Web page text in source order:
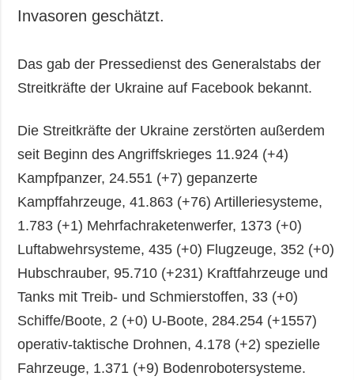
Fotos
Invasoren geschätzt.
Das gab der Pressedienst des Generalstabs der
Streitkräfte der Ukraine auf Facebook bekannt.
Die Streitkräfte der Ukraine zerstörten außerdem
seit Beginn des Angriffskrieges 11.924 (+4)
Kampfpanzer, 24.551 (+7) gepanzerte
Kampffahrzeuge, 41.863 (+76) Artilleriesysteme,
1.783 (+1) Mehrfachraketenwerfer, 1373 (+0)
Luftabwehrsysteme, 435 (+0) Flugzeuge, 352 (+0)
Hubschrauber, 95.710 (+231) Kraftfahrzeuge und
Tanks mit Treib- und Schmierstoffen, 33 (+0)
Schiffe/Boote, 2 (+0) U-Boote, 284.254 (+1557)
operativ-taktische Drohnen, 4.178 (+2) spezielle
Fahrzeuge, 1.371 (+9) Bodenrobotersysteme.